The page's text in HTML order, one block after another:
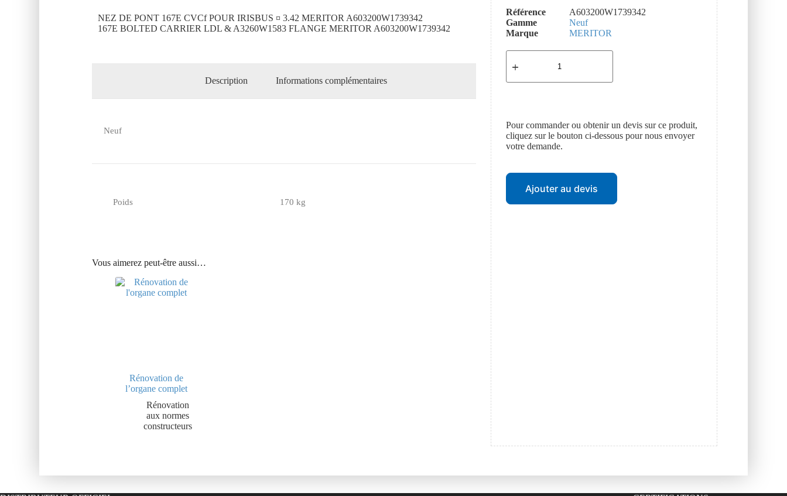
NEZ DE PONT 167E CVCf POUR IRISBUS ¤ 3.42 MERITOR A603200W1739342
167E BOLTED CARRIER LDL & A3260W1583 FLANGE MERITOR A603200W1739342
Description Informations complémentaires
Neuf
Poids 170 kg
Vous aimerez peut-être aussi…
Rénovation de
l’organe complet
Rénovation
aux normes
constructeurs
Référence
A603200W1739342
Gamme
Neuf
Marque
MERITOR
Pour commander ou obtenir un devis sur ce produit,
cliquez sur le bouton ci-dessous pour nous envoyer
votre demande.
Ajouter au devis